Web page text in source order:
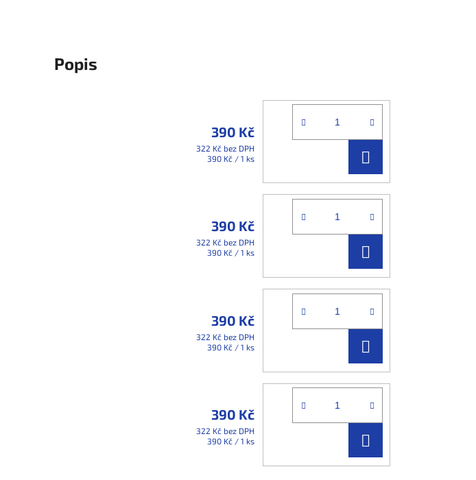
Popis
390 Kč
322 Kč bez DPH
Měrná
390 Kč / 1 ks
KOŠÍKU
390 Kč
322 Kč bez DPH
Měrná
390 Kč / 1 ks
KOŠÍKU
390 Kč
322 Kč bez DPH
Měrná
390 Kč / 1 ks
KOŠÍKU
390 Kč
322 Kč bez DPH
Měrná
390 Kč / 1 ks
KOŠÍKU